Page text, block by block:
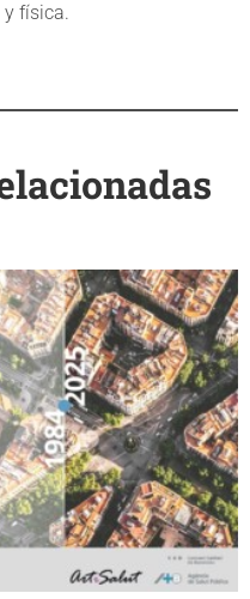
física.